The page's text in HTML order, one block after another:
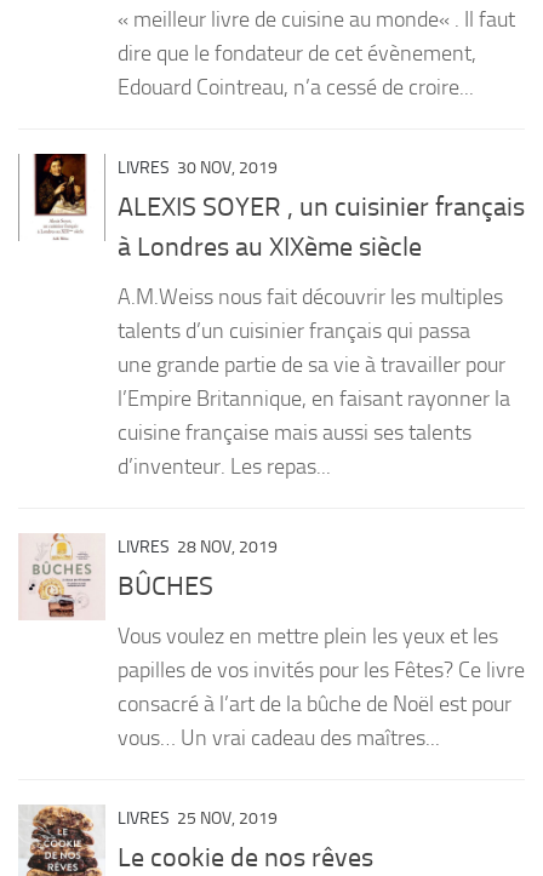
« meilleur livre de cuisine au monde« . Il faut
dire que le fondateur de cet évènement,
Edouard Cointreau, n’a cessé de croire...
LIVRES 30 NOV, 2019
ALEXIS SOYER , un cuisinier français
à Londres au XIXème siècle
A.M.Weiss nous fait découvrir les multiples
talents d’un cuisinier français qui passa
une grande partie de sa vie à travailler pour
l’Empire Britannique, en faisant rayonner la
cuisine française mais aussi ses talents
d’inventeur. Les repas...
LIVRES 28 NOV, 2019
BÛCHES
Vous voulez en mettre plein les yeux et les
papilles de vos invités pour les Fêtes? Ce livre
consacré à l’art de la bûche de Noël est pour
vous… Un vrai cadeau des maîtres...
LIVRES 25 NOV, 2019
Le cookie de nos rêves